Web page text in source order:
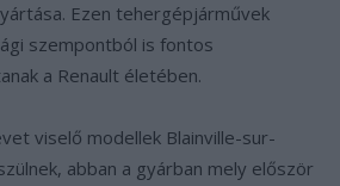
Ezen tehergépjárművek
szempontból is fontos
a Renault életében.
viselő modellek Blainville-sur-
abban a gyárban mely először